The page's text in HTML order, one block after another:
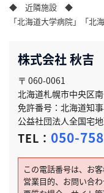
◆ 近隣施設 ◆
「北海道大学病院」「北
株式会社 秋吉
〒 060-0061
北海道札幌市中央区
免許番号：北海道知
公益社団法人全国宅
TEL： 050-
この電話番号は、お
営業目的、お問い合